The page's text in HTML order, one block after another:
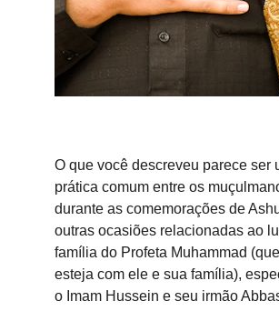
O que você descreveu parece ser
prática comum entre os
durante as comemorações de
outras ocasiões relacionadas ao
família do Profeta Muhammad
esteja com ele e sua família),
o Imam Hussein e seu irmão